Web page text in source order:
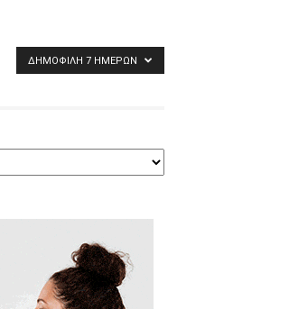
ΔΗΜΟΦΙΛΉ 7 ΗΜΕΡΏΝ